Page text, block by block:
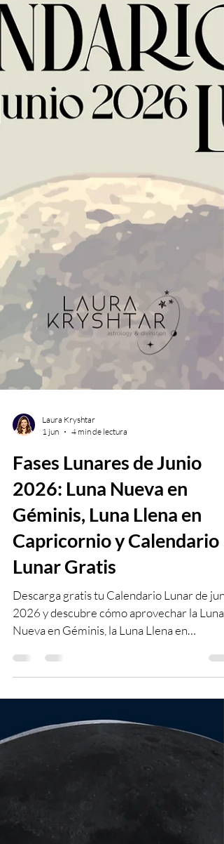
1 jun
4 min de lectura
Fases Lunares de Junio
2026: Luna Nueva en
Géminis, Luna Llena en
Capricornio y Calendario
Lunar Gratis
Descarga gratis tu Calendario Lunar de
Nueva en Géminis, la Luna Llena en
Capricornio y los principales tránsitos
astrológicos del mes.